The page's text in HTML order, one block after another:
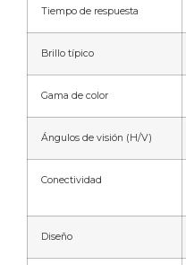
Tiempo de respuesta
Brillo típico
Gama de color
Ángulos de visión (H/V)
Conectividad
Diseño